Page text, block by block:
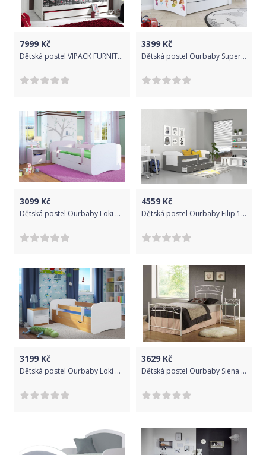
7999 Kč
Dětská postel VIPACK FURNITURE Pino bílá 200x90 cm
3399 Kč
Dětská postel Ourbaby Superhero White 180x80 cm
3099 Kč
Dětská postel Ourbaby Loki bílá 160x80 cm
4559 Kč
Dětská postel Ourbaby Filip 160x80 cm
3199 Kč
Dětská postel Ourbaby Loki buk 180x80 cm
3629 Kč
Dětská postel Ourbaby Siena bílá 200x90 cm